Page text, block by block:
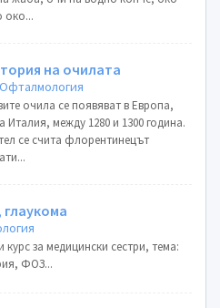
око...
на очилата
Офталмология
очила се появяват в Европа,
Италия, между 1280 и 1300 година.
се счита флорентинецът
за медицински сестри, тема:
ФОЗ...